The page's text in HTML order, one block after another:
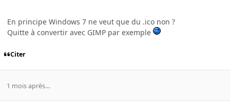
En principe Windows 7 ne veut que du .ico non ?
Quitte à convertir avec GIMP par exemple
Citer
1 mois après...